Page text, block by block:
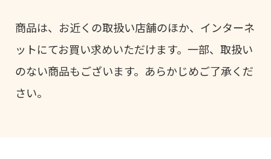
商品は、お近くの取扱い店舗のほか、インターネ
ットにてお買い求めいただけます。一部、取扱い
のない商品もございます。あらかじめご了承くだ
さい。